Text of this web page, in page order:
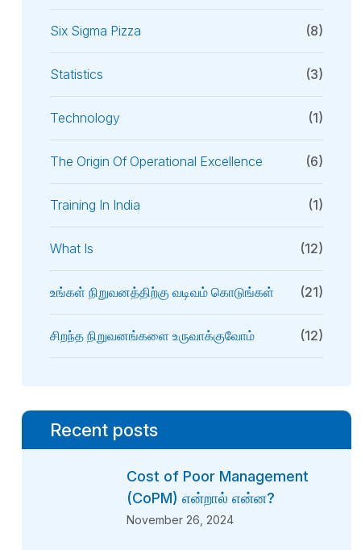
Six Sigma Pizza (8)
Statistics (3)
Technology (1)
The Origin Of Operational Excellence (6)
Training In India (1)
What Is (12)
உங்கள் நிறுவனத்திற்கு வடிவம் கொடுங்கள் (21)
சிறந்த நிறுவனங்களை உருவாக்குவோம் (12)
Recent posts
Cost of Poor Management
(CoPM) என்றால் என்ன?
November 26, 2024